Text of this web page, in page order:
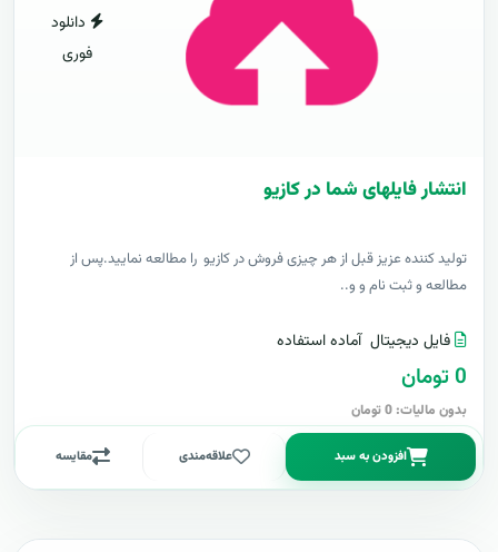
دانلود
فوری
انتشار فایلهای شما در کازیو
توليد کننده عزيز قبل از هر چیزی فروش در کازیو را مطالعه نمایید.پس از
مطالعه و ثبت نام و و..
فایل دیجیتال آماده استفاده
0 تومان
بدون مالیات: 0 تومان
افزودن به سبد علاقه‌مندی مقایسه